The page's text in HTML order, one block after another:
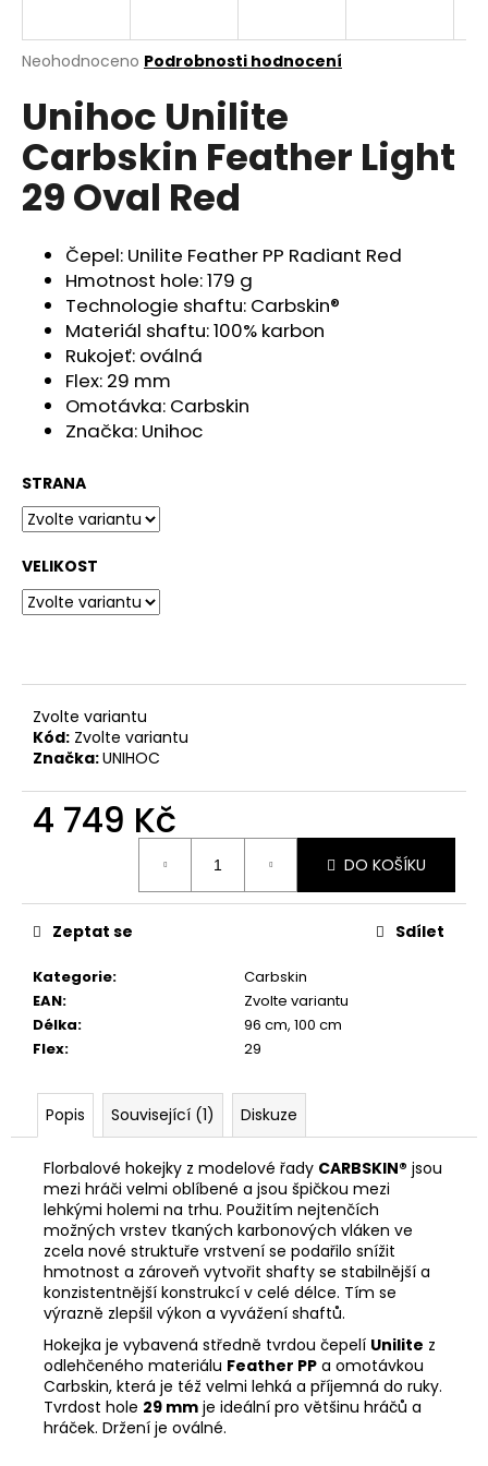
Průměrné
produktu
je
0,0
z
5
hvězdiček.
Neohodnoceno Podrobnosti hodnocení
Unihoc Unilite
Carbskin Feather Light
29 Oval Red
Čepel: Unilite Feather PP Radiant Red
Hmotnost hole: 179 g
Technologie shaftu: Carbskin®
Materiál shaftu: 100% karbon
Rukojeť: oválná
Flex: 29 mm
Omotávka: Carbskin
Značka: Unihoc
STRANA
VELIKOST
Zvolte variantu
Kód: Zvolte variantu
Značka:UNIHOC
4 749 Kč
DO KOŠÍKU
Kategorie:
Carbskin
EAN:
Zvolte variantu
Délka:
96 cm, 100 cm
Flex: 29
Zeptat se Sdílet
Popis Související (1) Diskuze
Florbalové hokejky z modelové řady CARBSKIN® jsou
mezi hráči velmi oblíbené a jsou špičkou mezi
lehkými holemi na trhu. Použitím nejtenčích
možných vrstev tkaných karbonových vláken ve
zcela nové struktuře vrstvení se podařilo snížit
hmotnost a zároveň vytvořit shafty se stabilnější a
konzistentnější konstrukcí v celé délce. Tím se
výrazně zlepšil výkon a vyvážení shaftů.
Hokejka je vybavená středně tvrdou čepelí Unilite z
odlehčeného materiálu Feather PP a omotávkou
Carbskin, která je též velmi lehká a příjemná do ruky.
Tvrdost hole 29 mm je ideální pro většinu hráčů a
hráček. Držení je oválné.
j
t
?
HLEDAT
č
u
j
e
m
e